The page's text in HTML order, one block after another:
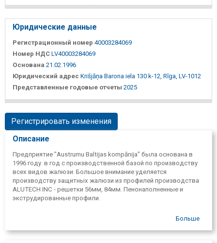
Юридические данные
Регистрационный номер 40003284069
Номер НДС LV40003284069
Основана 21.02.1996
Юридический адрес Krišjāņa Barona iela 130 k-12, Rīga, LV-1012
Представленные годовые отчеты 2025
Регистрировать изменения
Описание
Предприятие "Austrumu Baltijas kompānija" была основана в
1996 году. в год с производственной базой по производству
всех видов жалюзи. Большое внимание уделяется
производству защитных жалюзи из профилей производства
ALUTECH INC - решетки 56мм, 84мм. Пенонаполненные и
экструдированные профили.
Больше